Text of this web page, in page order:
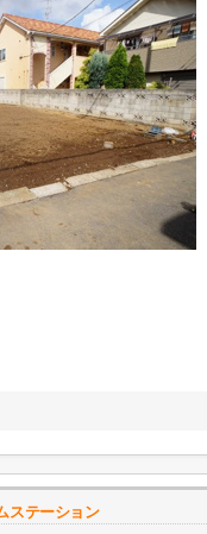
テーション